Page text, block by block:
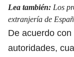
Lea también: Los
extranjería de
De acuerdo
autoridades,